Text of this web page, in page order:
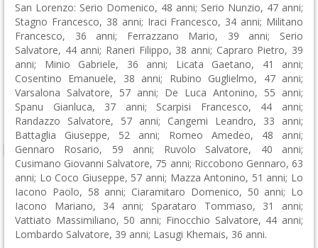
San Lorenzo: Serio Domenico, 48 anni; Serio Nunzio, 47 anni;
Stagno Francesco, 38 anni; Iraci Francesco, 34 anni; Militano
Francesco, 36 anni; Ferrazzano Mario, 39 anni; Serio
Salvatore, 44 anni; Raneri Filippo, 38 anni; Capraro Pietro, 39
anni; Minio Gabriele, 36 anni; Licata Gaetano, 41 anni;
Cosentino Emanuele, 38 anni; Rubino Guglielmo, 47 anni;
Varsalona Salvatore, 57 anni; De Luca Antonino, 55 anni;
Spanu Gianluca, 37 anni; Scarpisi Francesco, 44 anni;
Randazzo Salvatore, 57 anni; Cangemi Leandro, 33 anni;
Battaglia Giuseppe, 52 anni; Romeo Amedeo, 48 anni;
Gennaro Rosario, 59 anni; Ruvolo Salvatore, 40 anni;
Cusimano Giovanni Salvatore, 75 anni; Riccobono Gennaro, 63
anni; Lo Coco Giuseppe, 57 anni; Mazza Antonino, 51 anni; Lo
Iacono Paolo, 58 anni; Ciaramitaro Domenico, 50 anni; Lo
Iacono Mariano, 34 anni; Sparataro Tommaso, 31 anni;
Vattiato Massimiliano, 50 anni; Finocchio Salvatore, 44 anni;
Lombardo Salvatore, 39 anni; Lasugi Khemais, 36 anni.